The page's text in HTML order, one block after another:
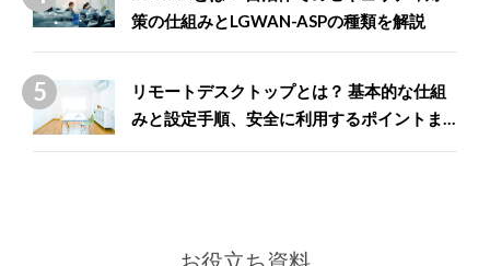
策の仕組みとLGWAN-ASPの種類を解説
リモートデスクトップとは？ 基本的な仕組
みと設定手順、安全に利用するポイントま